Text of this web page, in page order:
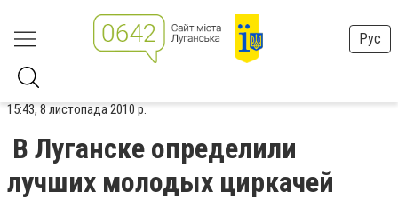
Рус
15:43, 8 листопада 2010 р.
В Луганске определили
лучших молодых циркачей